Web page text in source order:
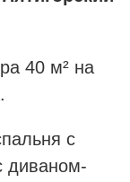
40 м² на
с
диваном-